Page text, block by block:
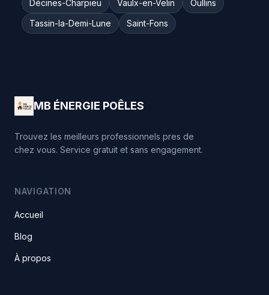
Décines-Charpieu
Vaulx-en-Velin
Oullins
Tassin-la-Demi-Lune
Saint-Fons
MB ÉNERGIE POÊLES
Trouvez les meilleurs professionnels pres de
chez vous. Service gratuit et sans engagement.
NAVIGATION
Accueil
Blog
À propos